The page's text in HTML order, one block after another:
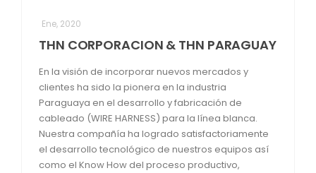
Ene, 2020
THN CORPORACION & THN PARAGUAY
En la visión de incorporar nuevos mercados y
clientes ha sido la pionera en la industria
Paraguaya en el desarrollo y fabricación de
cableado (WIRE HARNESS) para la línea blanca.
Nuestra compañía ha logrado satisfactoriamente
el desarrollo tecnológico de nuestros equipos así
como el Know How del proceso productivo,